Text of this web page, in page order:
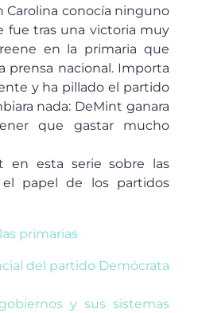
Carolina conocía ninguno
fue tras una victoria muy
en la primaria que
prensa nacional. Importa
y ha pillado el partido
nada: DeMint ganara
que gastar mucho
en esta serie sobre las
el papel de los partidos
primarias
del partido Demócrata
y sus sistemas